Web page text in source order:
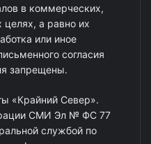
в коммерческих,
а равно их
или иное
согласия
запрещены.
«Крайний Север».
СМИ Эл № ФС 77
службой по